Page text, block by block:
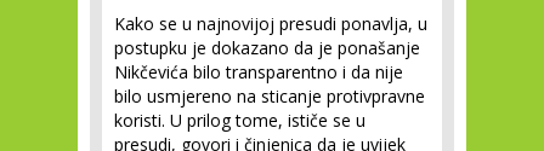
Kako se u najnovijoj presudi ponavlja, u
postupku je dokazano da je ponašanje
Nikčevića bilo transparentno i da nije
bilo usmjereno na sticanje protivpravne
koristi. U prilog tome, ističe se u
presudi, govori i činjenica da je uvijek